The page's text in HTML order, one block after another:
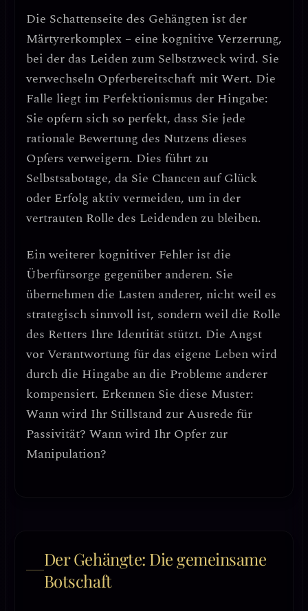
Die Schattenseite des Gehängten ist der
Märtyrerkomplex – eine kognitive Verzerrung,
bei der das Leiden zum Selbstzweck wird. Sie
verwechseln Opferbereitschaft mit Wert. Die
Falle liegt im Perfektionismus der Hingabe:
Sie opfern sich so perfekt, dass Sie jede
rationale Bewertung des Nutzens dieses
Opfers verweigern. Dies führt zu
Selbstsabotage, da Sie Chancen auf Glück
oder Erfolg aktiv vermeiden, um in der
vertrauten Rolle des Leidenden zu bleiben.
Ein weiterer kognitiver Fehler ist die
Überfürsorge gegenüber anderen. Sie
übernehmen die Lasten anderer, nicht weil es
strategisch sinnvoll ist, sondern weil die Rolle
des Retters Ihre Identität stützt. Die Angst
vor Verantwortung für das eigene Lebenwird
durch die Hingabe an die Probleme anderer
kompensiert. Erkennen Sie diese Muster:
Wann wird Ihr Stillstand zur Ausrede für
Passivität? Wann wird Ihr Opfer zur
Manipulation?
Der Gehängte: Die gemeinsame
Botschaft